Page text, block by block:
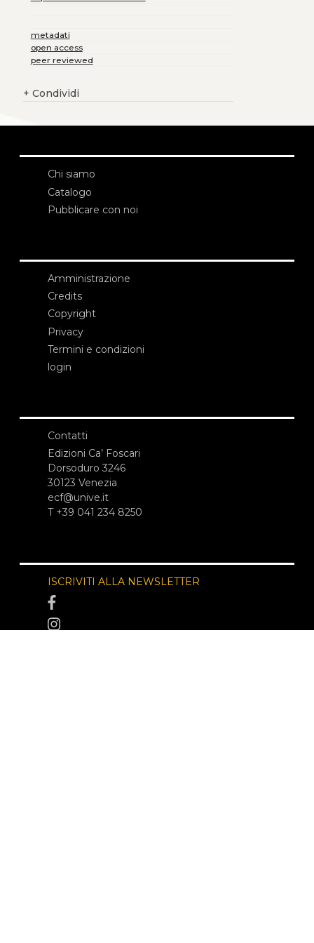
metadati
open access
peer reviewed
+ Condividi
Chi siamo
Catalogo
Pubblicare con noi
Amministrazione
Credits
Copyright
Privacy
Termini e condizioni
login
Contatti
Edizioni Ca’ Foscari
Dorsoduro 3246
30123 Venezia
ecf@unive.it
T +39 041 234 8250
ISCRIVITI ALLA NEWSLETTER